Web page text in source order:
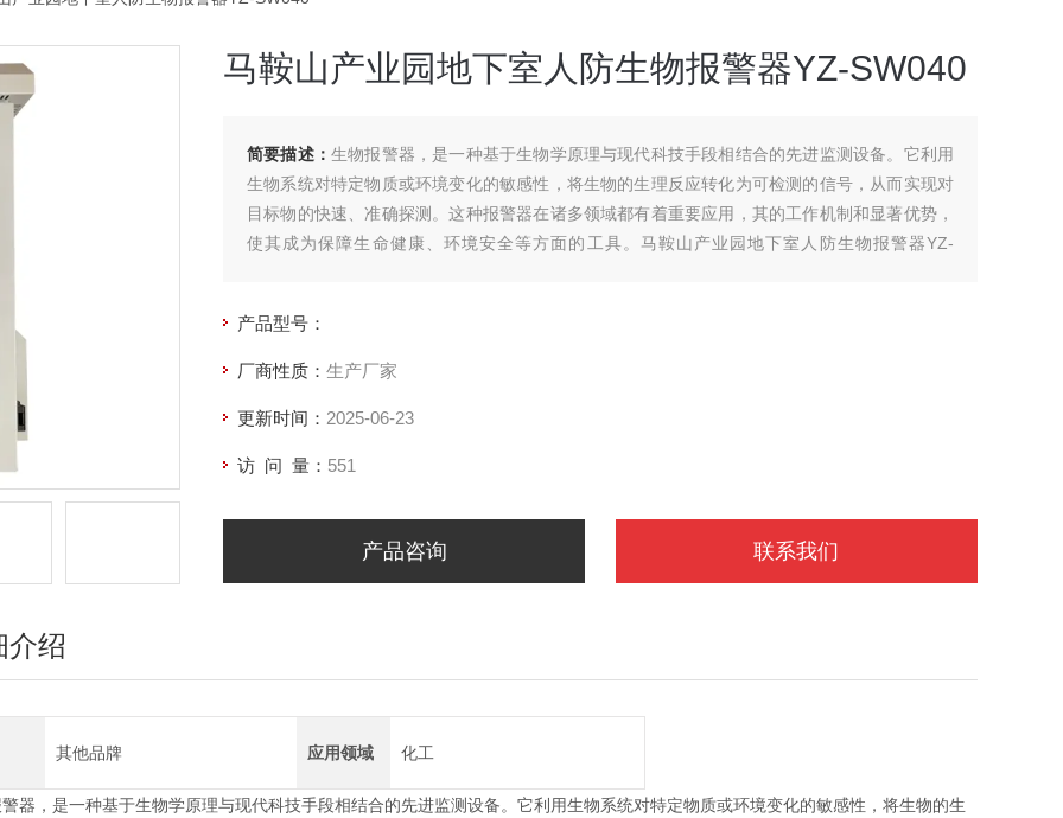
马鞍山产业园地下室人防生物报警器YZ-SW040
简要描述： 生物报警器，是一种基于生物学原理与现代科技手段相结合的先进监测设备。它利用
生物系统对特定物质或环境变化的敏感性，将生物的生理反应转化为可检测的信号，从而实现对
目标物的快速、准确探测。这种报警器在诸多领域都有着重要应用，其的工作机制和显著优势，
使其成为保障生命健康、环境安全等方面的工具。马鞍山产业园地下室人防生物报警器YZ-
产品型号：
厂商性质： 生产厂家
更新时间： 2025-06-23
访 问 量： 551
产品咨询 联系我们
介绍
其他品牌 应用领域 化工
器，是一种基于生物学原理与现代科技手段相结合的先进监测设备。它利用生物系统对特定物质或环境变化的敏感性，将生物的生